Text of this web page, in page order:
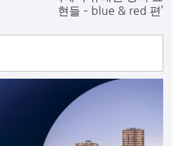
현들 – blue & red 편’